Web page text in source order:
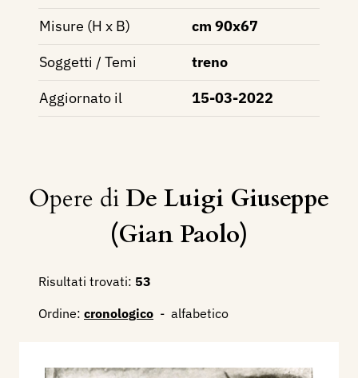
Misure (H x B)
cm 90x67
Soggetti / Temi
treno
Aggiornato il
15-03-2022
Opere diDe Luigi Giuseppe
(Gian Paolo)
Risultati trovati: 53
Ordine: cronologico - alfabetico